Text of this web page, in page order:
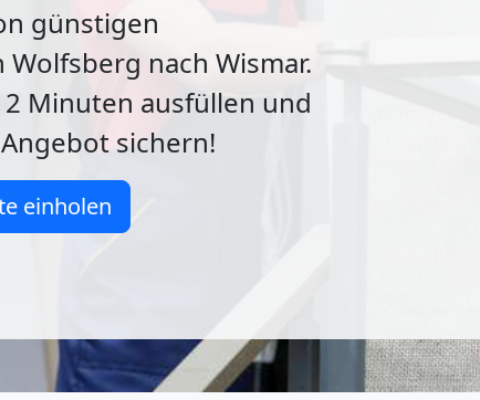
günstigen
nach Wismar.
2 Minuten ausfüllen und
sichern!
einholen